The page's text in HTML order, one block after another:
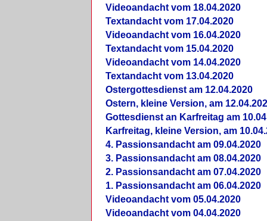
Videoandacht vom 18.04.2020
Textandacht vom 17.04.2020
Videoandacht vom 16.04.2020
Textandacht vom 15.04.2020
Videoandacht vom 14.04.2020
Textandacht vom 13.04.2020
Ostergottesdienst am 12.04.2020
Ostern, kleine Version, am
Gottesdienst an Karfreitag am
Karfreitag, kleine Version, am
4. Passionsandacht am 09.04.2020
3. Passionsandacht am 08.04.2020
2. Passionsandacht am 07.04.2020
1. Passionsandacht am 06.04.2020
Videoandacht vom 05.04.2020
Videoandacht vom 04.04.2020